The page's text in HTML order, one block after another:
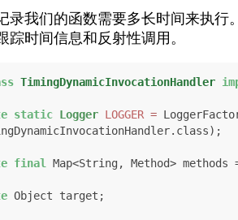
录我们的函数需要多长时间来执行
踪时间信息和反射性调用。
TimingDynamicInvocationHandler
static Logger LOGGER =
final Map<String, Method>
Object target;